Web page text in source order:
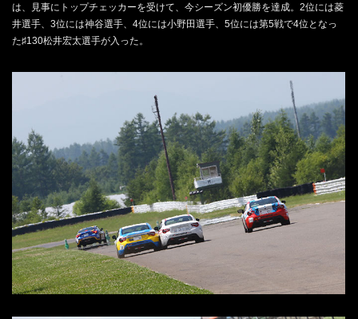
は、見事にトップチェッカーを受けて、今シーズン初優勝を達成。2位には菱
井選手、3位には神谷選手、4位には小野田選手、5位には第5戦で4位となっ
た♯130松井宏太選手が入った。